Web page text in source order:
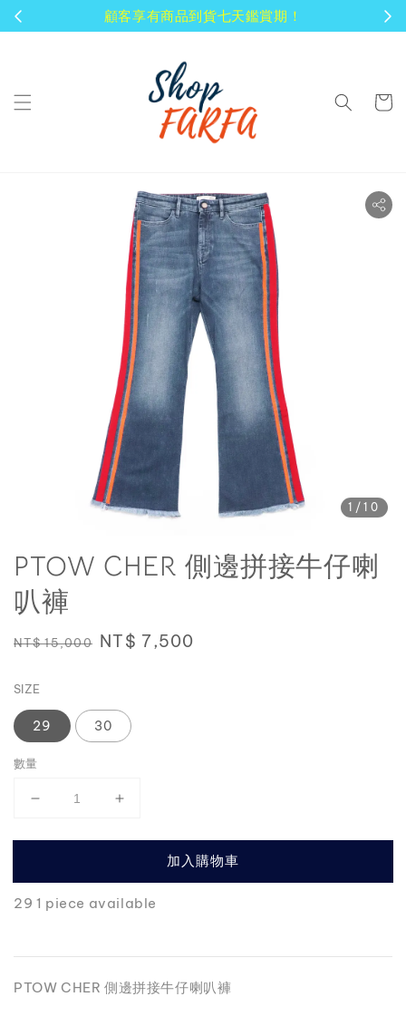
顧客享有商品到貨七天鑑賞期！
1 /10
PTOW CHER 側邊拼接牛仔喇
叭褲
Regular
NT$ 15,000 Sale
NT$ 7,500
SIZE
29 30
數量
加入購物車
29 1 piece available
PTOW CHER 側邊拼接牛仔喇叭褲